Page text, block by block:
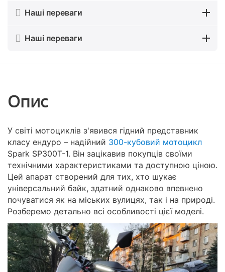
Наші переваги
Наші переваги
Опис
У світі мотоциклів з'явився гідний представник
класу ендуро – надійний 300-кубовий мотоцикл
Spark SP300T-1. Він зацікавив покупців своїми
технічними характеристиками та доступною ціною.
Цей апарат створений для тих, хто шукає
універсальний байк, здатний однаково впевнено
почуватися як на міських вулицях, так і на природі.
Розберемо детально всі особливості цієї моделі.